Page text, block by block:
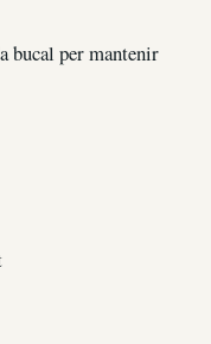
bucal per mantenir